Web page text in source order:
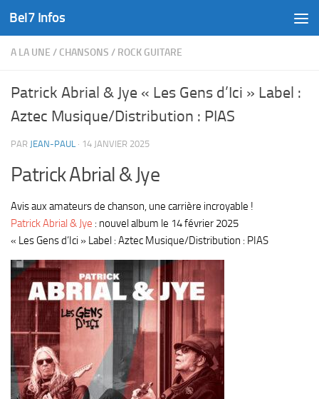
Skip to content
Bel7 Infos
A LA UNE / CHANSONS / ROCK GUITARE
Patrick Abrial & Jye « Les Gens d’Ici » Label :
Aztec Musique/Distribution : PIAS
PAR JEAN-PAUL · 14 JANVIER 2025
Patrick Abrial & Jye
Avis aux amateurs de chanson, une carrière incroyable !
Patrick Abrial & Jye : nouvel album le 14 février 2025
« Les Gens d’Ici » Label : Aztec Musique/Distribution : PIAS